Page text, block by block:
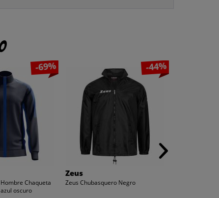
-69%
Chaqueta
oscuro
-44%
Zeus
Zeus Chubasquero Negro